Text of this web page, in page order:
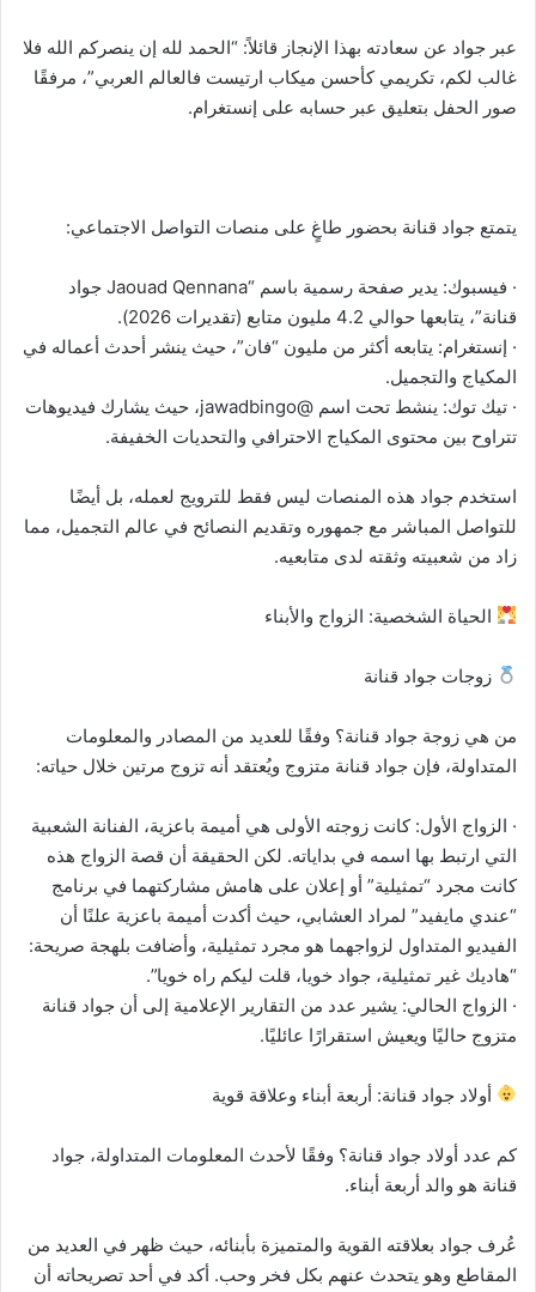
عبر جواد عن سعادته بهذا الإنجاز قائلاً: “الحمد لله إن ينصركم الله فلا
غالب لكم، تكريمي كأحسن ميكاب ارتيست فالعالم العربي”، مرفقًا
صور الحفل بتعليق عبر حسابه على إنستغرام.
يتمتع جواد قنانة بحضور طاغٍ على منصات التواصل الاجتماعي:
· فيسبوك: يدير صفحة رسمية باسم “Jaouad Qennana جواد
قنانة”، يتابعها حوالي 4.2 مليون متابع (تقديرات 2026).
· إنستغرام: يتابعه أكثر من مليون “فان”، حيث ينشر أحدث أعماله في
المكياج والتجميل.
· تيك توك: ينشط تحت اسم @jawadbingo، حيث يشارك فيديوهات
تتراوح بين محتوى المكياج الاحترافي والتحديات الخفيفة.
استخدم جواد هذه المنصات ليس فقط للترويج لعمله، بل أيضًا
للتواصل المباشر مع جمهوره وتقديم النصائح في عالم التجميل، مما
زاد من شعبيته وثقته لدى متابعيه.
الحياة الشخصية: الزواج والأبناء
زوجات جواد قنانة
من هي زوجة جواد قنانة؟ وفقًا للعديد من المصادر والمعلومات
المتداولة، فإن جواد قنانة متزوج ويُعتقد أنه تزوج مرتين خلال حياته:
· الزواج الأول: كانت زوجته الأولى هي أميمة باعزية، الفنانة الشعبية
التي ارتبط بها اسمه في بداياته. لكن الحقيقة أن قصة الزواج هذه
كانت مجرد “تمثيلية” أو إعلان على هامش مشاركتهما في برنامج
“عندي مايفيد” لمراد العشابي، حيث أكدت أميمة باعزية علنًا أن
الفيديو المتداول لزواجهما هو مجرد تمثيلية، وأضافت بلهجة صريحة:
“هاديك غير تمثيلية، جواد خويا، قلت ليكم راه خويا”.
· الزواج الحالي: يشير عدد من التقارير الإعلامية إلى أن جواد قنانة
متزوج حاليًا ويعيش استقرارًا عائليًا.
أولاد جواد قنانة: أربعة أبناء وعلاقة قوية
كم عدد أولاد جواد قنانة؟ وفقًا لأحدث المعلومات المتداولة، جواد
قنانة هو والد أربعة أبناء.
عُرف جواد بعلاقته القوية والمتميزة بأبنائه، حيث ظهر في العديد من
المقاطع وهو يتحدث عنهم بكل فخر وحب. أكد في أحد تصريحاته أن